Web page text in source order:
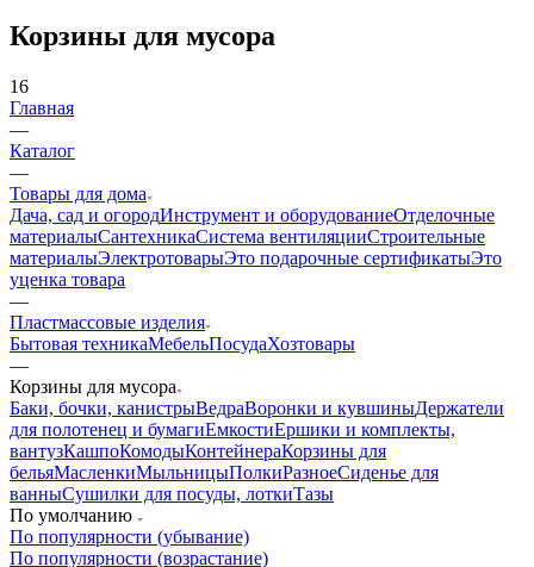
Корзины для мусора
16
Главная
—
Каталог
—
Товары для дома
Дача, сад и огородИнструмент и оборудованиеОтделочные
материалыСантехникаСистема вентиляцииСтроительные
материалыЭлектротоварыЭто подарочные сертификатыЭто
уценка товара
—
Пластмассовые изделия
Бытовая техникаМебельПосудаХозтовары
—
Корзины для мусора
Баки, бочки, канистрыВедраВоронки и кувшиныДержатели
для полотенец и бумагиЕмкостиЕршики и комплекты,
вантузКашпоКомодыКонтейнераКорзины для
бельяМасленкиМыльницыПолкиРазноеСиденье для
ванныСушилки для посуды, лоткиТазы
По умолчанию
По популярности (убывание)
По популярности (возрастание)